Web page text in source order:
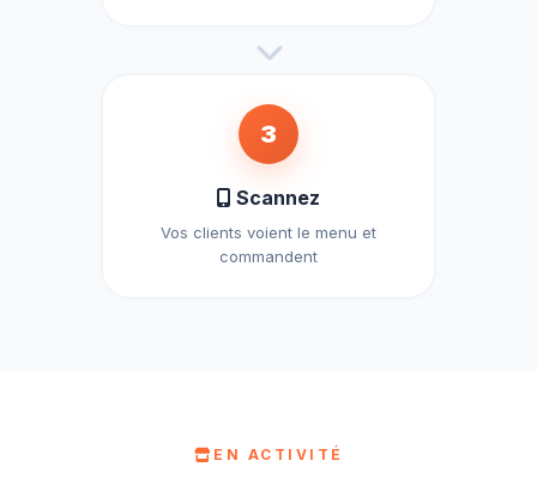
3
Scannez
Vos clients voient le menu et
commandent
EN ACTIVITÉ